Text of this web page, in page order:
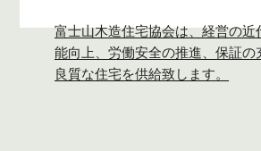
富士山木造住宅協会は、経営の近
能向上、労働安全の推進、保証の
良質な住宅を供給致します。